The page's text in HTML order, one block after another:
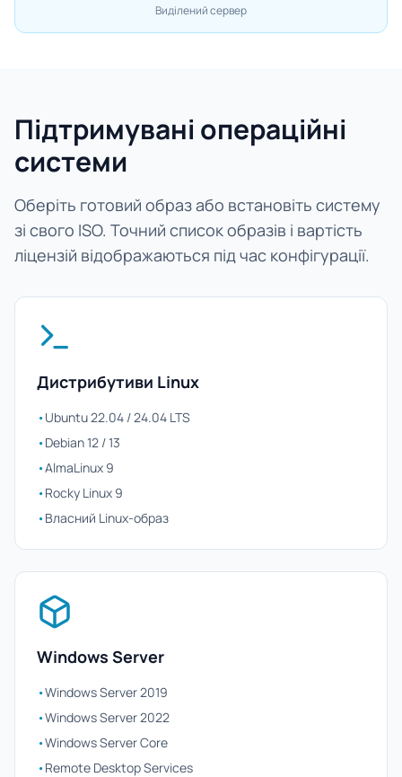
Виділений сервер
Підтримувані операційні
системи
Оберіть готовий образ або встановіть систему
зі свого ISO. Точний список образів і вартість
ліцензій відображаються під час конфігурації.
Дистрибутиви Linux
•Ubuntu 22.04 / 24.04 LTS
•Debian 12 / 13
•AlmaLinux 9
•Rocky Linux 9
•Власний Linux-образ
Windows Server
•Windows Server 2019
•Windows Server 2022
•Windows Server Core
•Remote Desktop Services